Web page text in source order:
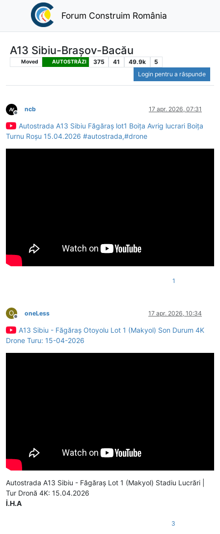
Forum Construim România
A13 Sibiu-Brașov-Bacău
Moved AUTOSTRĂZI 375 41 49.9k
5
Login pentru a răspunde
Deconectat
ncb 17 apr. 2026, 07:31
Autostrada A13 Sibiu Făgăraș lot1 Boița Avrig lucrari Boița
Turnu Roșu 15.04.2026 #autostrada,#drone
1
O
Deconectat
oneLess 17 apr. 2026, 10:34
A13 Sibiu - Făgăraș Otoyolu Lot 1 (Makyol) Son Durum 4K
Drone Turu: 15-04-2026
Autostrada A13 Sibiu - Făgăraș Lot 1 (Makyol) Stadiu Lucrări |
Tur Dronă 4K: 15.04.2026
İ.H.A
3